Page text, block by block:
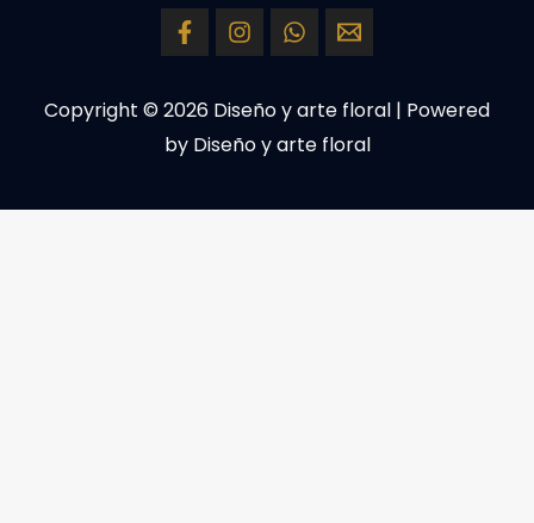
Copyright © 2026 Diseño y arte floral | Powered
by Diseño y arte floral